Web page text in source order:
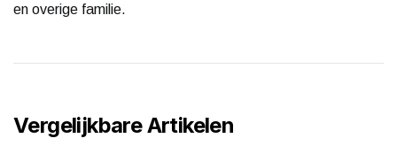
en overige familie.
Vergelijkbare Artikelen